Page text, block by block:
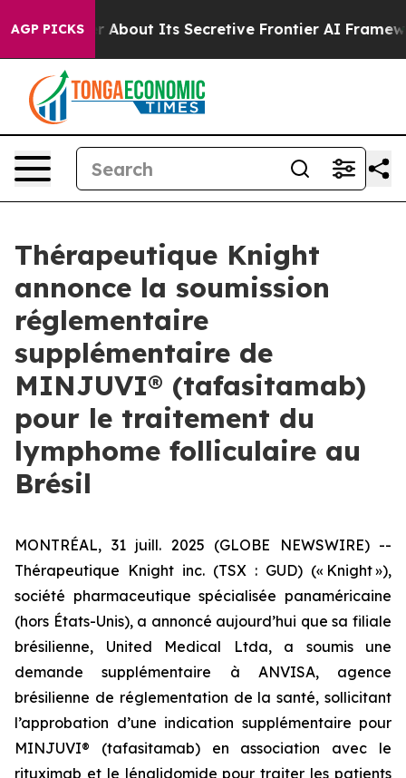
AGP PICKSAbout Its Secretive Frontier AI Framework The
Thérapeutique Knight
annonce la soumission
réglementaire
supplémentaire de
MINJUVI® (tafasitamab)
pour le traitement du
lymphome folliculaire au
Brésil
MONTRÉAL, 31 juill. 2025 (GLOBE NEWSWIRE) --
Thérapeutique Knight inc. (TSX : GUD) (« Knight »),
société pharmaceutique spécialisée panaméricaine
(hors États-Unis), a annoncé aujourd’hui que sa filiale
brésilienne, United Medical Ltda, a soumis une
demande supplémentaire à ANVISA, agence
brésilienne de réglementation de la santé, sollicitant
l’approbation d’une indication supplémentaire pour
MINJUVI® (tafasitamab) en association avec le
rituximab et le lénalidomide pour traiter les patients